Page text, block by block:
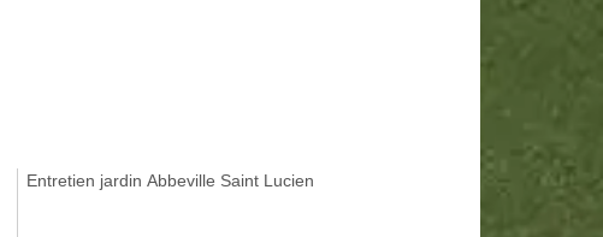
Entretien jardin Abbeville Saint Lucien